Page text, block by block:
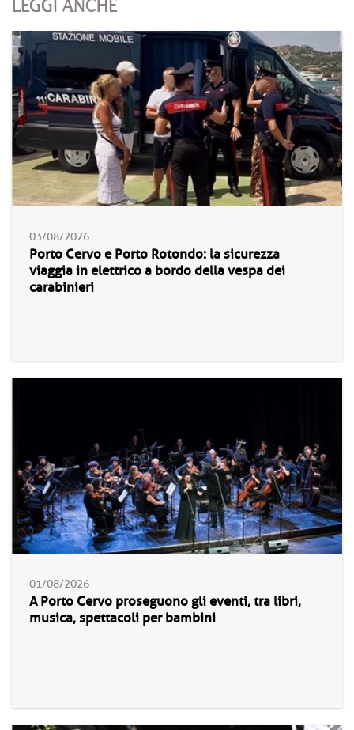
03/08/2026
Porto Cervo e Porto Rotondo: la sicurezza
viaggia in elettrico a bordo della vespa dei
carabinieri
01/08/2026
A Porto Cervo proseguono gli eventi, tra libri,
musica, spettacoli per bambini